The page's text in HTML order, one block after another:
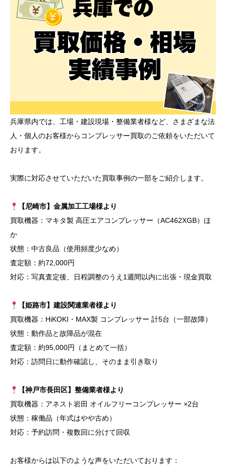
兵庫県内では、工場・建設現場・整備業者様など、さまざまな法
人・個人のお客様からコンプレッサー買取のご依頼をいただいて
おります。
実際に対応させていただいた買取事例の一部をご紹介します。
【尼崎市】金属加工工場様より
買取機器：マキタ製 高圧エアコンプレッサー（AC462XGB）ほ
か
状態：中古良品（使用頻度少なめ）
査定額：約72,000円
対応：写真査定後、日程調整のうえ1週間以内に出張・現金買取
【姫路市】建設関連業者様より
買取機器：HiKOKI・MAX製 コンプレッサー 計5台（一部故障）
状態：動作品と故障品が混在
査定額：約95,000円（まとめて一括）
対応：訪問日に動作確認し、そのまま引き取り
【神戸市長田区】整備業者様より
買取機器：アネスト岩田 オイルフリーコンプレッサー ×2台
状態：稼働品（年式はやや古め）
対応：予約訪問・複数回に分けて回収
お客様からは以下のような声をいただいております：